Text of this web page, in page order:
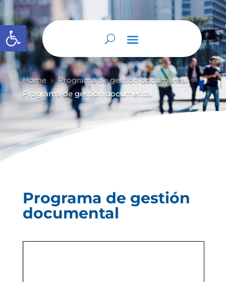
Abrir barra de herramientas
Home 9 Programa de gestión documental 9
Programa de gestión documental
Programa de gestión
documental